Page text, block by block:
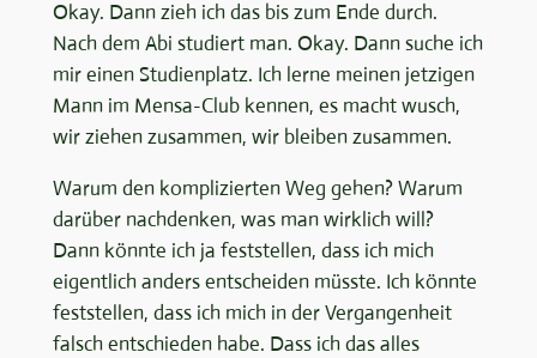
Okay. Dann zieh ich das bis zum Ende durch.
Nach dem Abi studiert man. Okay. Dann suche ich
mir einen Studienplatz. Ich lerne meinen jetzigen
Mann im Mensa-Club kennen, es macht wusch,
wir ziehen zusammen, wir bleiben zusammen.
Warum den komplizierten Weg gehen? Warum
darüber nachdenken, was man wirklich will?
Dann könnte ich ja feststellen, dass ich mich
eigentlich anders entscheiden müsste. Ich könnte
feststellen, dass ich mich in der Vergangenheit
falsch entschieden habe. Dass ich das alles